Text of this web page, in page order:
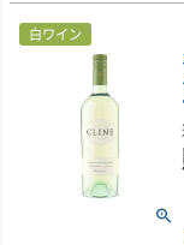
■ヴィンテージについて
2024年はまたしても素
さを兼ね備えた表情を
雨の多い冬が土壌に十
冠の育成を後押ししま
たが、ブドウは順調に
れました。
ー、ラズベリー、ブラッ
複雑で奥行きのある味
■栽培について
カリフォルニア州ノー
しています。
メンドシーノ郡ポッタ
大きいこの地域の気候
を育みます。さらに一
白ワイン